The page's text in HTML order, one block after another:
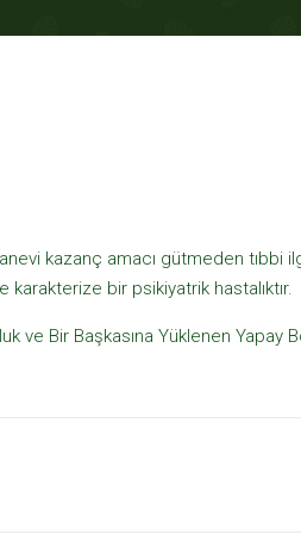
kazanç amacı gütmeden tıbbi
karakterize bir psikiyatrik hastalıktır.
ve Bir Başkasına Yüklenen Yapay